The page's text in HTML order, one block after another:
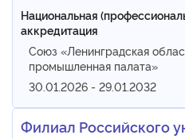
Национальная
аккредитация
Союз «Ленинградская
промышленная палата»
30.01.2026 - 29.01.2032
Филиал Российского